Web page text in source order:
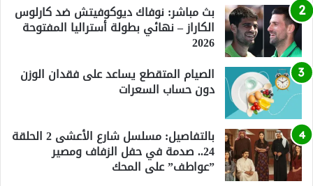
بث مباشر: نوفاك ديوكوفيتش ضد كارلوس
الكاراز – نهائي بطولة أستراليا المفتوحة
2026
الصيام المتقطع يساعد على فقدان الوزن
دون حساب السعرات
بالتفاصيل: مسلسل شارع الأعشى 2 الحلقة
24.. صدمة في حفل الزفاف ومصير
”عواطف” على المحك